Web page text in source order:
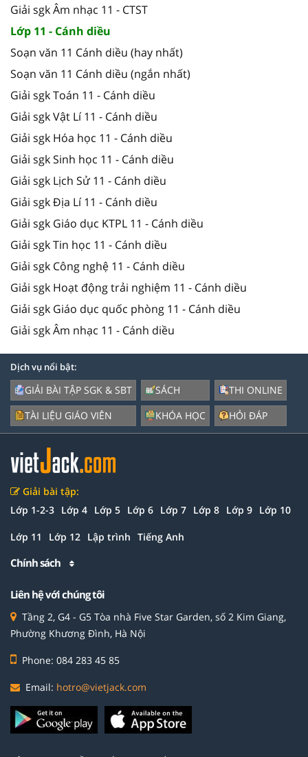
Giải sgk Âm nhạc 11 - CTST
Lớp 11 - Cánh diều
Soạn văn 11 Cánh diều (hay nhất)
Soạn văn 11 Cánh diều (ngắn nhất)
Giải sgk Toán 11 - Cánh diều
Giải sgk Vật Lí 11 - Cánh diều
Giải sgk Hóa học 11 - Cánh diều
Giải sgk Sinh học 11 - Cánh diều
Giải sgk Lịch Sử 11 - Cánh diều
Giải sgk Địa Lí 11 - Cánh diều
Giải sgk Giáo dục KTPL 11 - Cánh diều
Giải sgk Tin học 11 - Cánh diều
Giải sgk Công nghệ 11 - Cánh diều
Giải sgk Hoạt động trải nghiệm 11 - Cánh diều
Giải sgk Giáo dục quốc phòng 11 - Cánh diều
Giải sgk Âm nhạc 11 - Cánh diều
Dịch vụ nổi bật:
GIẢI BÀI TẬP SGK & SBT
TÀI LIỆU GIÁO VIÊN
SÁCH
KHÓA HỌC
THI ONLINE
HỎI ĐÁP
Giải bài tập:
Lớp 1-2-3 Lớp 4 Lớp 5 Lớp 6 Lớp 7 Lớp 8 Lớp 9 Lớp 10
Lớp 11 Lớp 12 Lập trình Tiếng Anh
Chính sách
Liên hệ với chúng tôi
Tầng 2, G4 - G5 Tòa nhà Five Star Garden, số 2 Kim Giang,
Phường Khương Đình, Hà Nội
Phone: 084 283 45 85
Email: hotro@vietjack.com